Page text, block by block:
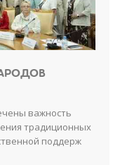
важность
традиционных
поддерж